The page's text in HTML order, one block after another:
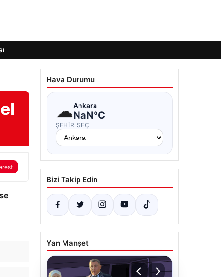
Hava Durumu
☁Ankara
NaN°C
ŞEHIR SEÇ
Bizi Takip Edin
Yan Manşet